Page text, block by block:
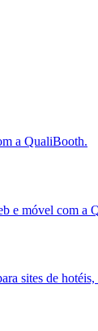
a QualiBooth.
e móvel com a
sites de hotéis,